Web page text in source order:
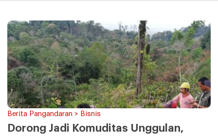
Berita Pangandaran > Bisnis
Dorong Jadi Komuditas Unggulan,